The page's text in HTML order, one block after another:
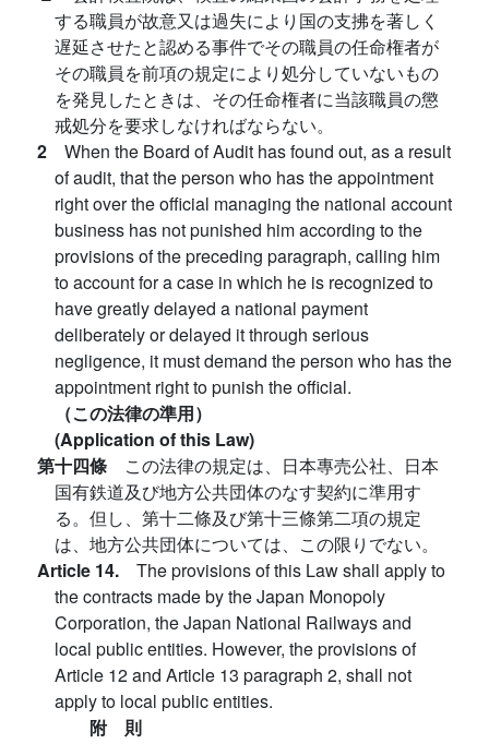
する職員が故意又は過失により国の支拂を著しく
遅延させたと認める事件でその職員の任命権者が
その職員を前項の規定により処分していないもの
を発見したときは、その任命権者に当該職員の懲
戒処分を要求しなければならない。
2 When the Board of Audit has found out, as a result
of audit, that the person who has the appointment
right over the official managing the national account
business has not punished him according to the
provisions of the preceding paragraph, calling him
to account for a case in which he is recognized to
have greatly delayed a national payment
deliberately or delayed it through serious
negligence, it must demand the person who has the
appointment right to punish the official.
（この法律の準用）
(Application of this Law)
第十四條 この法律の規定は、日本專売公社、日本
国有鉄道及び地方公共団体のなす契約に準用す
る。但し、第十二條及び第十三條第二項の規定
は、地方公共団体については、この限りでない。
Article 14. The provisions of this Law shall apply to
the contracts made by the Japan Monopoly
Corporation, the Japan National Railways and
local public entities. However, the provisions of
Article 12 and Article 13 paragraph 2, shall not
apply to local public entities.
附 則